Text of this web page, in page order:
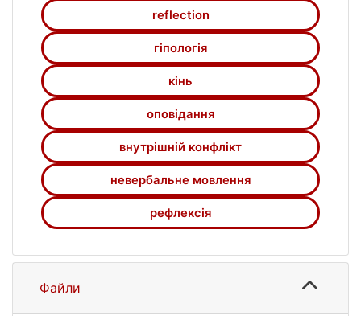
reflection
гіпологія
кінь
оповідання
внутрішній конфлікт
невербальне мовлення
рефлексія
Файли